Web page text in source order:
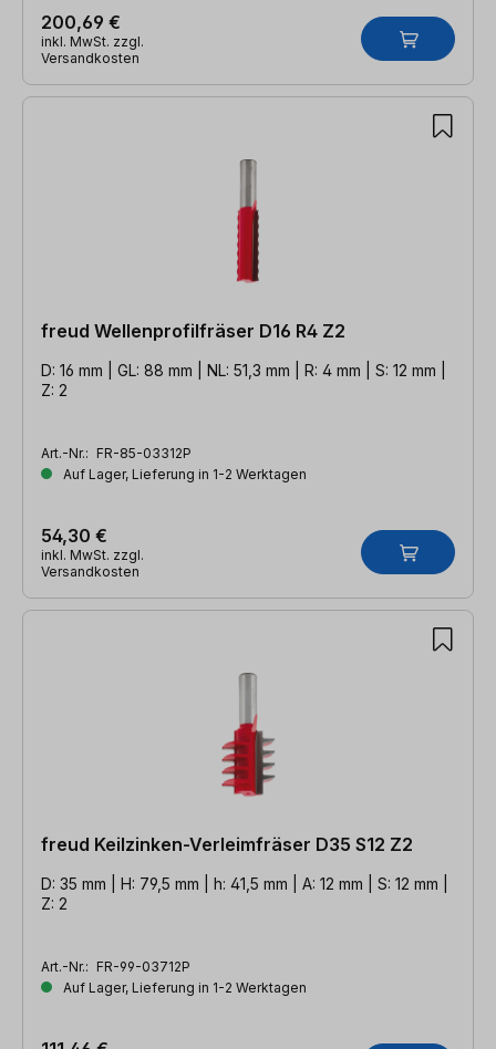
200,69 €
inkl. MwSt. zzgl.
Versandkosten
freud Wellenprofilfräser D16 R4 Z2
D: 16 mm | GL: 88 mm | NL: 51,3 mm | R: 4 mm | S: 12 mm |
Z: 2
Art.-Nr.: FR-85-03312P
Auf Lager, Lieferung in 1-2 Werktagen
54,30 €
inkl. MwSt. zzgl.
Versandkosten
freud Keilzinken-Verleimfräser D35 S12 Z2
D: 35 mm | H: 79,5 mm | h: 41,5 mm | A: 12 mm | S: 12 mm |
Z: 2
Art.-Nr.: FR-99-03712P
Auf Lager, Lieferung in 1-2 Werktagen